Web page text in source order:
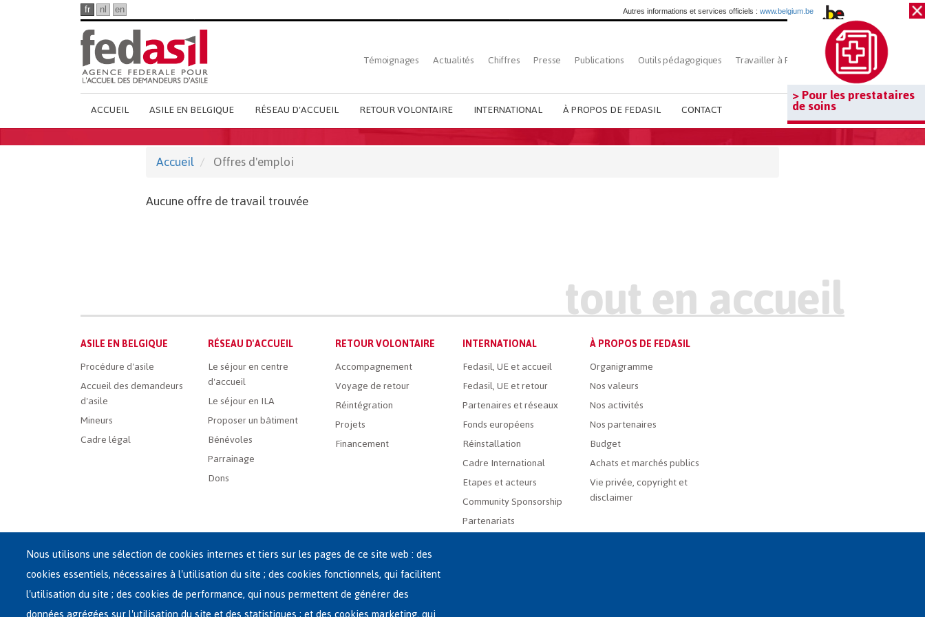
> Pour les prestataires
de soins
fr nl en Autres informations et services officiels : www.belgium.be
Top
French
menu
Témoignages Actualités Chiffres Presse Publications Outils pédagogiques Travailler à Fedasil Rechercher
Main
French
ACCUEIL ASILE EN BELGIQUE RÉSEAU D'ACCUEIL RETOUR VOLONTAIRE INTERNATIONAL À PROPOS DE FEDASIL CONTACT
Accueil
Offres d'emploi
Aucune offre de travail trouvée
Main
French
Menu
ASILE EN BELGIQUE
Procédure d'asile
Accueil des demandeurs
d'asile
Mineurs
Cadre légal
RÉSEAU D'ACCUEIL
Le séjour en centre
d'accueil
Le séjour en ILA
Proposer un bâtiment
Bénévoles
Parrainage
Dons
RETOUR VOLONTAIRE
Accompagnement
Voyage de retour
Réintégration
Projets
Financement
INTERNATIONAL
Fedasil, UE et accueil
Fedasil, UE et retour
Partenaires et réseaux
Fonds européens
Réinstallation
Cadre International
Etapes et acteurs
Community Sponsorship
Partenariats
À PROPOS DE FEDASIL
Organigramme
Nos valeurs
Nos activités
Nos partenaires
Budget
Achats et marchés publics
Vie privée, copyright et
disclaimer
Siège central de Fedasil
Rue des Chartreux 21 , 1000 Bruxelles
Nous utilisons une sélection de cookies internes et tiers sur les pages de ce site web : des
cookies essentiels, nécessaires à l'utilisation du site ; des cookies fonctionnels, qui facilitent
l'utilisation du site ; des cookies de performance, qui nous permettent de générer des